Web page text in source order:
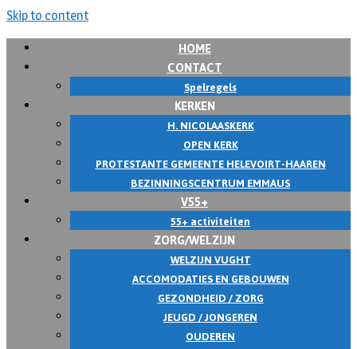
Skip to content
HOME
CONTACT
Spelregels
KERKEN
H. NICOLAASKERK
OPEN KERK
PROTESTANTE GEMEENTE HELEVOIRT-HAAREN
BEZINNINGSCENTRUM EMMAUS
V55+
55+ activiteiten
ZORG/WELZIJN
WELZIJN VUGHT
ACCOMODATIES EN GEBOUWEN
GEZONDHEID / ZORG
JEUGD / JONGEREN
OUDEREN